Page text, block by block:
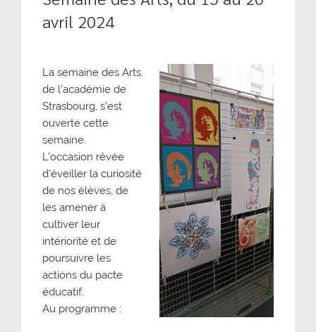
avril 2024
La semaine des Arts,
de l’académie de
Strasbourg, s’est
ouverte cette
semaine.
L’occasion rêvée
d’éveiller la curiosité
de nos élèves, de
les amener à
cultiver leur
intériorité et de
poursuivre les
actions du pacte
éducatif.
Au programme :